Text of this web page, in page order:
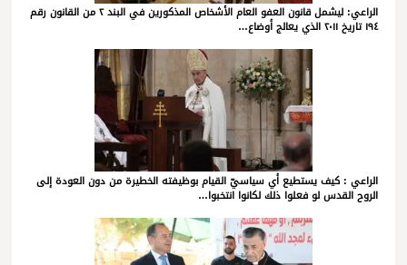
الراعي: ليشمل قانون العفو العام الأشخاص المذكورين في البند ٢ من القانون رقم
١٩٤ تاريخ ٢٠١١ الذي يعالج أوضاع…
الراعي : كيف يستطيع أي سياسيّ القيام بوظيفته الخطيرة من دون العودة إلى
الروح القدس لو فعلوا ذلك لكانوا انتخبوا…